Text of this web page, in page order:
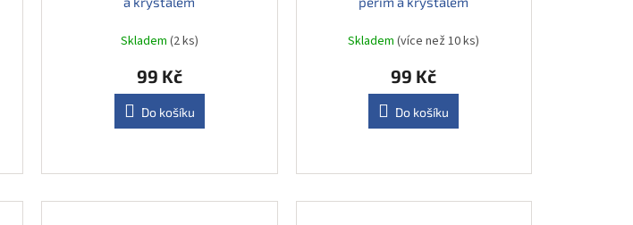
Skladem (2 ks)
99 Kč
Do košíku
Skladem(více než 10 ks)
99 Kč
Do košíku